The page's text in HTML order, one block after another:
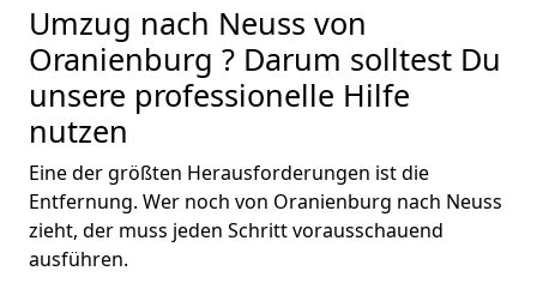
Umzug nach Neuss von
Oranienburg ? Darum solltest Du
unsere professionelle Hilfe
nutzen
Eine der größten Herausforderungen ist die
Entfernung. Wer noch von Oranienburg nach Neuss
zieht, der muss jeden Schritt vorausschauend
ausführen.